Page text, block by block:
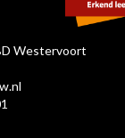
Westervoort